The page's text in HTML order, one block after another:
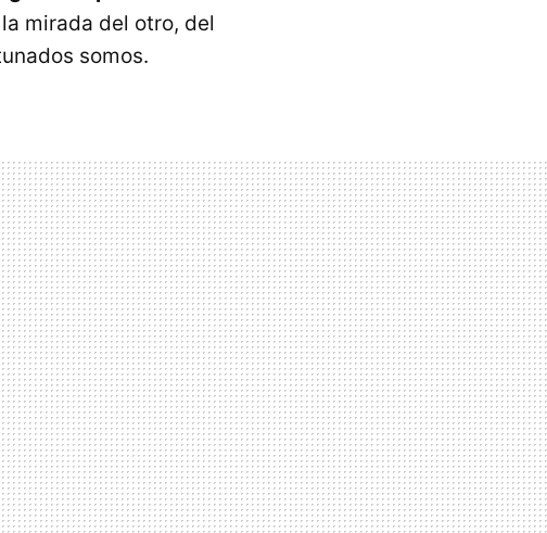
mirada del otro, del
somos.